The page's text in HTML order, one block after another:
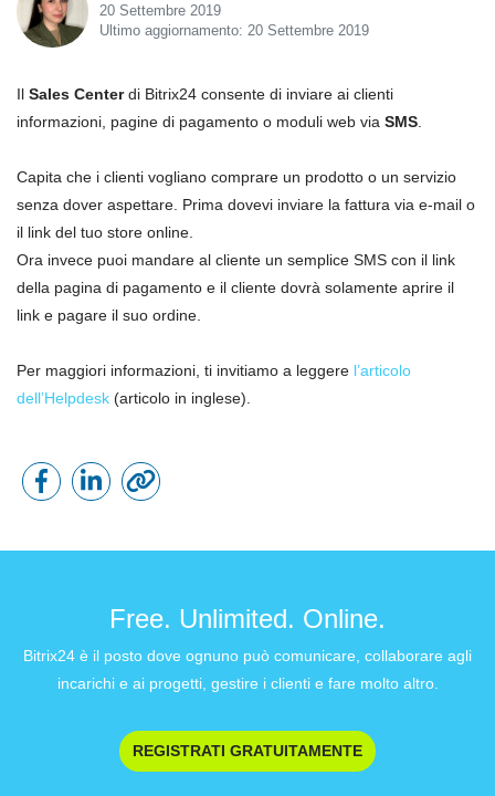
20 Settembre 2019
Ultimo aggiornamento: 20 Settembre 2019
Il Sales Centerdi Bitrix24 consente di inviare ai clienti
informazioni, pagine di pagamento o moduli web via SMS
Capita che i clienti vogliano comprare un prodotto o un servizio
senza dover aspettare. Prima dovevi inviare la fattura via e-mail o
il link del tuo store online.
Ora invece puoi mandare al cliente un semplice SMS con il link
della pagina di pagamento e il cliente dovrà solamente aprire il
link e pagare il suo ordine.
Per maggiori informazioni, ti invitiamo a leggere l’articolo
dell’Helpdesk (articolo in inglese).
Free. Unlimited. Online.
Bitrix24 è il posto dove ognuno può comunicare, collaborare agli
incarichi e ai progetti, gestire i clienti e fare molto altro.
REGISTRATI GRATUITAMENTE